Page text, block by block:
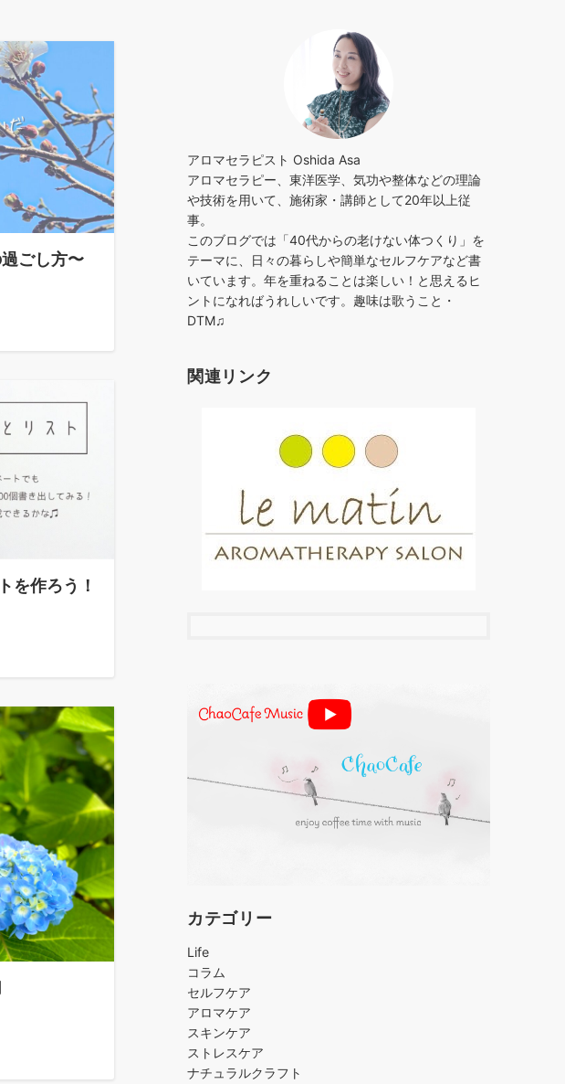
ごし方〜
を作ろう！
アロマセラピスト Oshida Asa
アロマセラピー、東洋医学、気功や整体などの理論
や技術を用いて、施術家・講師として20年以上従
事。
このブログでは「40代からの老けない体つくり」を
テーマに、日々の暮らしや簡単なセルフケアなど書
いています。年を重ねることは楽しい！と思えるヒ
ントになればうれしいです。趣味は歌うこと・
DTM♫
関連リンク
カテゴリー
Life
コラム
セルフケア
アロマケア
スキンケア
ストレスケア
ナチュラルクラフト